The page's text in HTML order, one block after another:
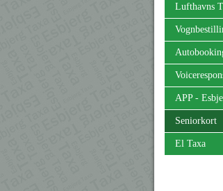
Lufthavns
APP -
Seniorkort
El Taxa